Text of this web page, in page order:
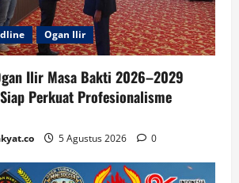
Ogan Ilir
Ilir Masa Bakti 2026–2029
Perkuat Profesionalisme
5 Agustus 2026 0